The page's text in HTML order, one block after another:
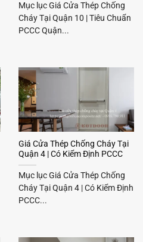
Mục lục Giá Cửa Thép Chống
Cháy Tại Quận 10 | Tiêu Chuẩn
PCCC Quận...
Giá Cửa Thép Chống Cháy Tại
Quận 4 | Có Kiểm Định PCCC
Mục lục Giá Cửa Thép Chống
Cháy Tại Quận 4 | Có Kiểm Định
PCCC...